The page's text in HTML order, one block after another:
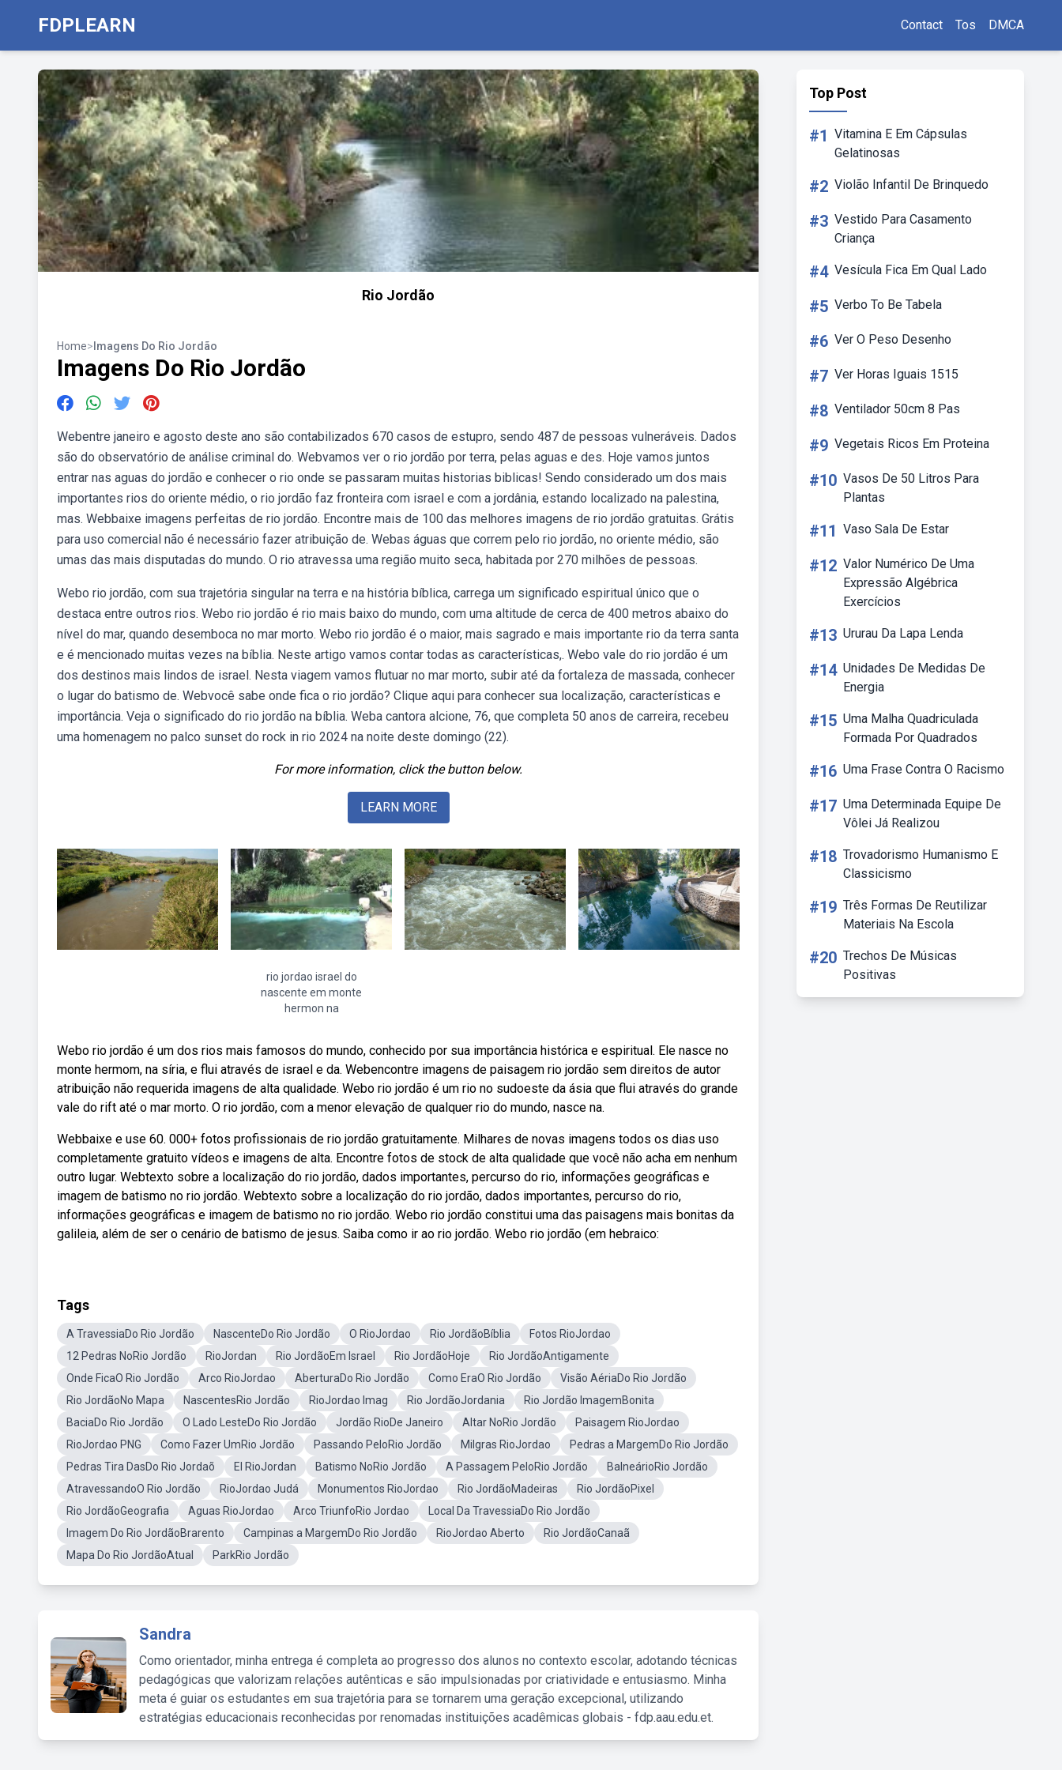
FDPLEARN Contact Tos DMCA
Rio Jordão
Home> Imagens Do Rio Jordão
Imagens Do Rio Jordão
Webentre janeiro e agosto deste ano são contabilizados 670 casos de estupro, sendo 487 de pessoas vulneráveis. Dados
são do observatório de análise criminal do. Webvamos ver o rio jordão por terra, pelas aguas e des. Hoje vamos juntos
entrar nas aguas do jordão e conhecer o rio onde se passaram muitas historias biblicas! Sendo considerado um dos mais
importantes rios do oriente médio, o rio jordão faz fronteira com israel e com a jordânia, estando localizado na palestina,
mas. Webbaixe imagens perfeitas de rio jordão. Encontre mais de 100 das melhores imagens de rio jordão gratuitas. Grátis
para uso comercial não é necessário fazer atribuição de. Webas águas que correm pelo rio jordão, no oriente médio, são
umas das mais disputadas do mundo. O rio atravessa uma região muito seca, habitada por 270 milhões de pessoas.
Webo rio jordão, com sua trajetória singular na terra e na história bíblica, carrega um significado espiritual único que o
destaca entre outros rios. Webo rio jordão é rio mais baixo do mundo, com uma altitude de cerca de 400 metros abaixo do
nível do mar, quando desemboca no mar morto. Webo rio jordão é o maior, mais sagrado e mais importante rio da terra santa
e é mencionado muitas vezes na bíblia. Neste artigo vamos contar todas as características,. Webo vale do rio jordão é um
dos destinos mais lindos de israel. Nesta viagem vamos flutuar no mar morto, subir até da fortaleza de massada, conhecer
o lugar do batismo de. Webvocê sabe onde fica o rio jordão? Clique aqui para conhecer sua localização, características e
importância. Veja o significado do rio jordão na bíblia. Weba cantora alcione, 76, que completa 50 anos de carreira, recebeu
uma homenagem no palco sunset do rock in rio 2024 na noite deste domingo (22).
For more information, click the button below.
LEARN MORE
rio jordao israel do
nascente em monte
hermon na
Webo rio jordão é um dos rios mais famosos do mundo, conhecido por sua importância histórica e espiritual. Ele nasce no
monte hermom, na síria, e flui através de israel e da. Webencontre imagens de paisagem rio jordão sem direitos de autor
atribuição não requerida imagens de alta qualidade. Webo rio jordão é um rio no sudoeste da ásia que flui através do grande
vale do rift até o mar morto. O rio jordão, com a menor elevação de qualquer rio do mundo, nasce na.
Webbaixe e use 60. 000+ fotos profissionais de rio jordão gratuitamente. Milhares de novas imagens todos os dias uso
completamente gratuito vídeos e imagens de alta. Encontre fotos de stock de alta qualidade que você não acha em nenhum
outro lugar. Webtexto sobre a localização do rio jordão, dados importantes, percurso do rio, informações geográficas e
imagem de batismo no rio jordão. Webtexto sobre a localização do rio jordão, dados importantes, percurso do rio,
informações geográficas e imagem de batismo no rio jordão. Webo rio jordão constitui uma das paisagens mais bonitas da
galileia, além de ser o cenário de batismo de jesus. Saiba como ir ao rio jordão. Webo rio jordão (em hebraico:
Tags
A TravessiaDo Rio Jordão NascenteDo Rio Jordão O RioJordao Rio JordãoBíblia
Fotos RioJordao
12 Pedras NoRio Jordão
RioJordan Rio JordãoEm Israel Rio JordãoHoje
Rio JordãoAntigamente
Onde FicaO Rio Jordão
Arco RioJordao AberturaDo Rio Jordão Como EraO Rio Jordão
Visão AériaDo Rio Jordão
Rio JordãoNo Mapa
NascentesRio Jordão RioJordao Imag Rio JordãoJordania
Rio Jordão ImagemBonita
BaciaDo Rio Jordão
O Lado LesteDo Rio Jordão Jordão RioDe Janeiro Altar NoRio Jordão
Paisagem RioJordao
RioJordao PNG
Como Fazer UmRio Jordão Passando PeloRio Jordão Milgras RioJordao
Pedras a MargemDo Rio Jordão
Pedras Tira DasDo Rio Jordaõ
El RioJordan Batismo NoRio Jordão A Passagem PeloRio Jordão
BalneárioRio Jordão
AtravessandoO Rio Jordão
RioJordao Judá Monumentos RioJordao Rio JordãoMadeiras
Rio JordãoPixel
Rio JordãoGeografia
Aguas RioJordao Arco TriunfoRio Jordao
Local Da TravessiaDo Rio Jordão
Imagem Do Rio JordãoBrarento
Campinas a MargemDo Rio Jordão RioJordao Aberto
Rio JordãoCanaã
Mapa Do Rio JordãoAtual
ParkRio Jordão
Sandra
Como orientador, minha entrega é completa ao progresso dos alunos no contexto escolar, adotando técnicas
pedagógicas que valorizam relações autênticas e são impulsionadas por criatividade e entusiasmo. Minha
meta é guiar os estudantes em sua trajetória para se tornarem uma geração excepcional, utilizando
estratégias educacionais reconhecidas por renomadas instituições acadêmicas globais - fdp.aau.edu.et.
Top Post
#1 Vitamina E Em Cápsulas
Gelatinosas
#2 Violão Infantil De Brinquedo
#3 Vestido Para Casamento
Criança
#4 Vesícula Fica Em Qual Lado
#5 Verbo To Be Tabela
#6 Ver O Peso Desenho
#7 Ver Horas Iguais 1515
#8 Ventilador 50cm 8 Pas
#9 Vegetais Ricos Em Proteina
#10 Vasos De 50 Litros Para
Plantas
#11 Vaso Sala De Estar
#12 Valor Numérico De Uma
Expressão Algébrica
Exercícios
#13 Ururau Da Lapa Lenda
#14 Unidades De Medidas De
Energia
#15 Uma Malha Quadriculada
Formada Por Quadrados
#16 Uma Frase Contra O Racismo
#17 Uma Determinada Equipe De
Vôlei Já Realizou
#18 Trovadorismo Humanismo E
Classicismo
#19 Três Formas De Reutilizar
Materiais Na Escola
#20 Trechos De Músicas
Positivas